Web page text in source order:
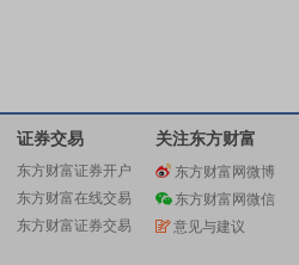
证券交易
东方财富证券开户
东方财富在线交易
东方财富证券交易
关注东方财富
东方财富网微博
东方财富网微信
意见与建议